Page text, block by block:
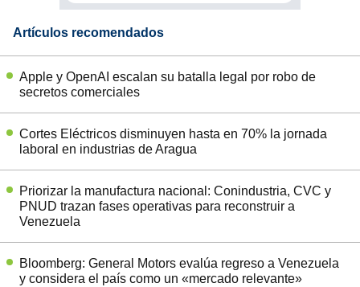
Artículos recomendados
Apple y OpenAI escalan su batalla legal por robo de
secretos comerciales
Cortes Eléctricos disminuyen hasta en 70% la jornada
laboral en industrias de Aragua
Priorizar la manufactura nacional: Conindustria, CVC y
PNUD trazan fases operativas para reconstruir a
Venezuela
Bloomberg: General Motors evalúa regreso a Venezuela
y considera el país como un «mercado relevante»